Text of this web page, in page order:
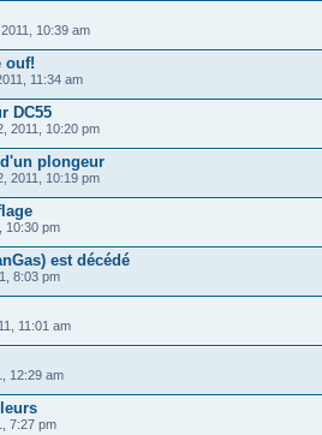
10:39 am
ouf!
11:34 am
DC55
2011, 10:20 pm
plongeur
2011, 10:19 pm
10:30 pm
est décédé
8:03 pm
11:01 am
12:29 am
7:27 pm